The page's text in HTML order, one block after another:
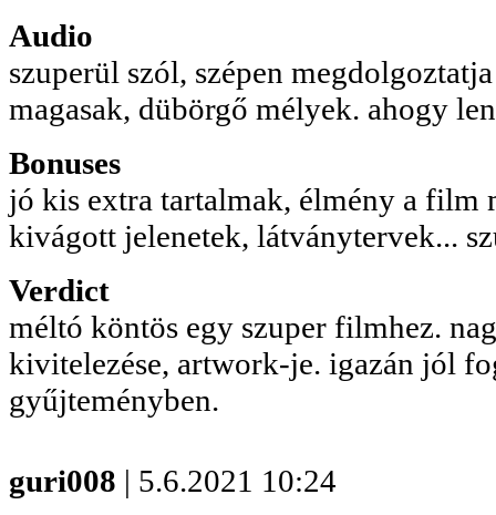
Audio
szuperül szól, szépen
magasak, dübörgő mélyek. ahogy
Bonuses
jó kis extra tartalmak, élmény a film
kivágott jelenetek, látványtervek...
Verdict
méltó köntös egy szuper filmhez.
kivitelezése, artwork-je. igazán jól
gyűjteményben.
guri008 | 5.6.2021 10:24